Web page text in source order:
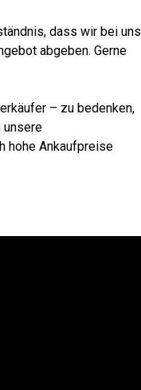
dass wir bei uns
abgeben. Gerne
– zu bedenken,
unsere
hohe Ankaufpreise